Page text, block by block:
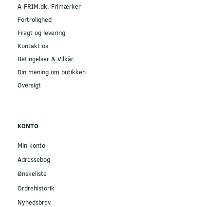
A-FRIM.dk, Frimærker
Fortrolighed
Fragt og levering
Kontakt os
Betingelser & Vilkår
Din mening om butikken
Oversigt
KONTO
Min konto
Adressebog
Ønskeliste
Ordrehistorik
Nyhedsbrev